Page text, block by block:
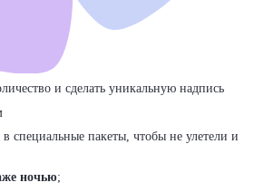
и сделать уникальную надпись
специальные пакеты, чтобы не улетели и
ночью;